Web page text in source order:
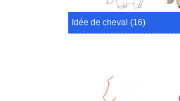
Idée de cheval (16)